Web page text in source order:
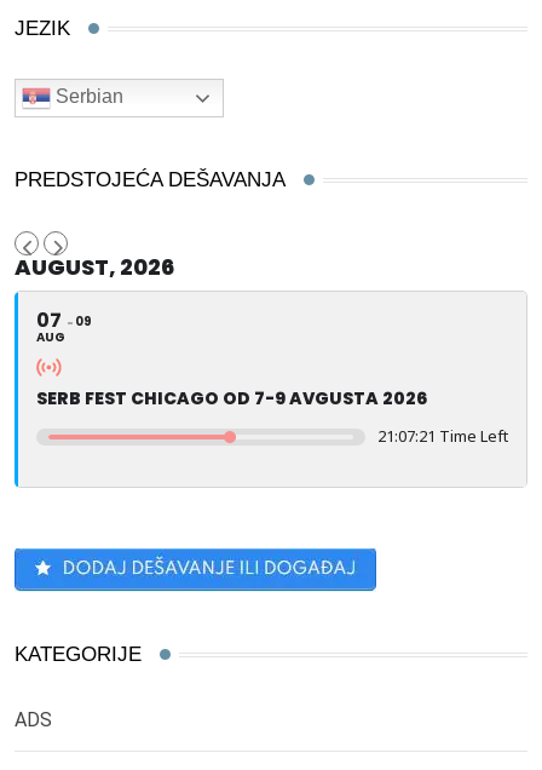
JEZIK
Serbian
PREDSTOJEĆA DEŠAVANJA
AUGUST, 2026
07
AUG
09
SERB FEST CHICAGO OD 7-9 AVGUSTA 2026
21:07:19 Time Left
KATEGORIJE
ADS